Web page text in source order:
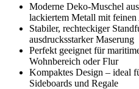
Moderne Deko-Muschel
lackiertem Metall mit feinen
Stabiler, rechteckiger
ausdrucksstarker Maserung
Perfekt geeignet für
Wohnbereich oder Flur
Kompaktes Design – ideal
Sideboards und Regale